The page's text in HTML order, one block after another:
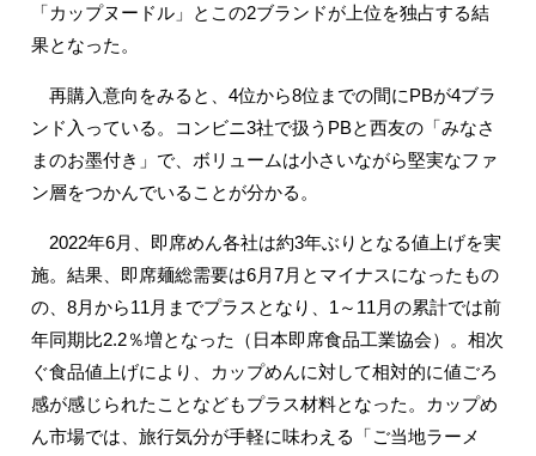
「カップヌードル」とこの2ブランドが上位を独占する結
果となった。
再購入意向をみると、4位から8位までの間にPBが4ブラ
ンド入っている。コンビニ3社で扱うPBと西友の「みなさ
まのお墨付き」で、ボリュームは小さいながら堅実なファ
ン層をつかんでいることが分かる。
2022年6月、即席めん各社は約3年ぶりとなる値上げを実
施。結果、即席麺総需要は6月7月とマイナスになったもの
の、8月から11月までプラスとなり、1～11月の累計では前
年同期比2.2％増となった（日本即席食品工業協会）。相次
ぐ食品値上げにより、カップめんに対して相対的に値ごろ
感が感じられたことなどもプラス材料となった。カップめ
ん市場では、旅行気分が手軽に味わえる「ご当地ラーメ